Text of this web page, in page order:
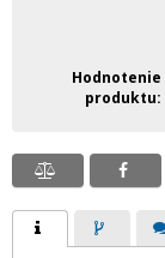
Hodnotenie
produktu